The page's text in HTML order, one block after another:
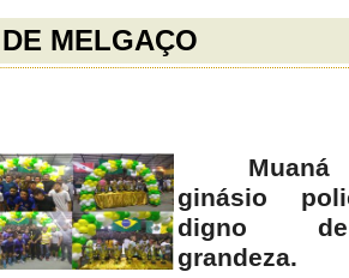
MELGAÇO
ginásio
digno
grandeza.